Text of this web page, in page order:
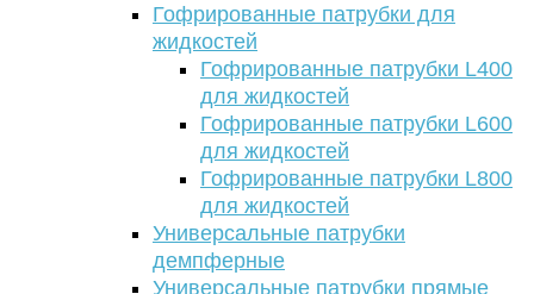
Гофрированные патрубки для
жидкостей
Гофрированные патрубки L400
для жидкостей
Гофрированные патрубки L600
для жидкостей
Гофрированные патрубки L800
для жидкостей
Универсальные патрубки
демпферные
Универсальные патрубки прямые